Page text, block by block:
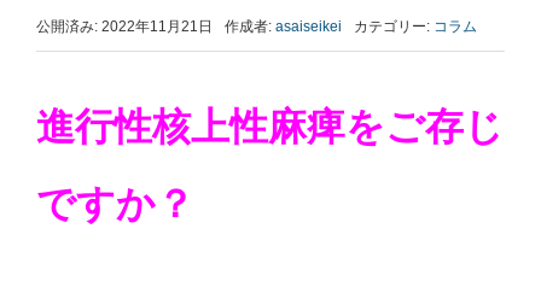
公開済み: 2022年11月21日 作成者: asaiseikei カテゴリー: コラム
進行性核上性麻痺をご存じ
ですか？